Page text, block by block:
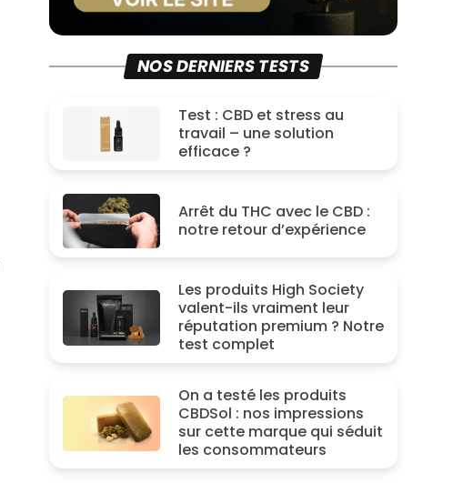
NOS DERNIERS TESTS
Test : CBD et stress au
travail – une solution
efficace ?
Arrêt du THC avec le CBD :
notre retour d’expérience
Les produits High Society
valent-ils vraiment leur
réputation premium ? Notre
test complet
On a testé les produits
CBDSol : nos impressions
sur cette marque qui séduit
les consommateurs